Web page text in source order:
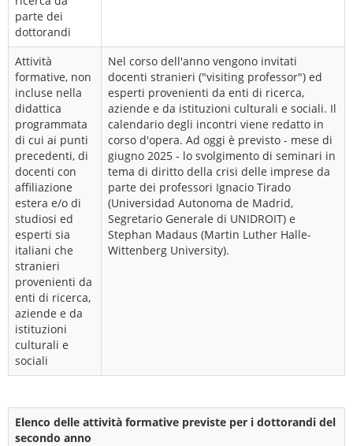
parte dei
dottorandi
Attività
formative, non
incluse nella
didattica
programmata
di cui ai punti
precedenti, di
docenti con
affiliazione
estera e/o di
studiosi ed
esperti sia
italiani che
stranieri
provenienti da
enti di ricerca,
aziende e da
istituzioni
culturali e
sociali
Nel corso dell'anno vengono invitati
docenti stranieri ("visiting professor") ed
esperti provenienti da enti di ricerca,
aziende e da istituzioni culturali e sociali. Il
calendario degli incontri viene redatto in
corso d'opera. Ad oggi è previsto - mese di
giugno 2025 - lo svolgimento di seminari in
tema di diritto della crisi delle imprese da
parte dei professori Ignacio Tirado
(Universidad Autonoma de Madrid,
Segretario Generale di UNIDROIT) e
Stephan Madaus (Martin Luther Halle-
Wittenberg University).
Elenco delle attività formative previste per i dottorandi del
secondo anno